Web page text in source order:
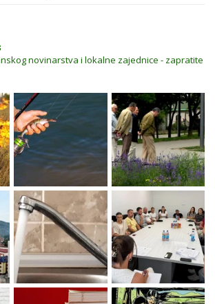
novinarstva i lokalne zajednice - zapratite